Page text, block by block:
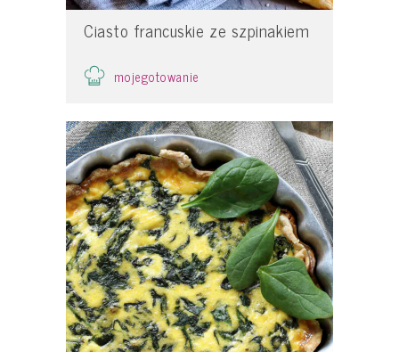
Ciasto francuskie ze szpinakiem
mojegotowanie